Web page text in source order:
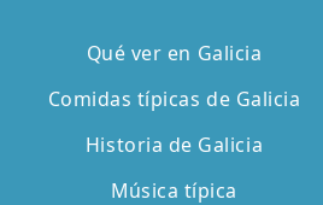
Qué ver en Galicia
Comidas típicas de Galicia
Historia de Galicia
Música típica